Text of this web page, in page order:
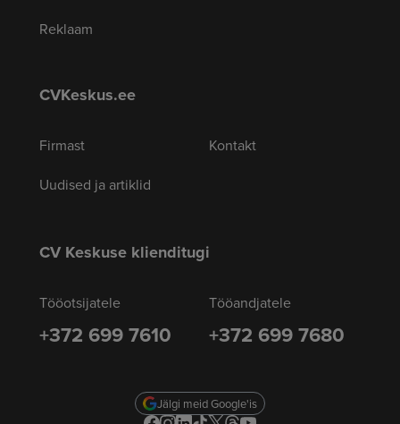
Reklaam
CVKeskus.ee
Firmast
Uudised ja artiklid
Kontakt
CV Keskuse klienditugi
Tööotsijatele
+372 699 7610
Tööandjatele
+372 699 7680
Jälgi meid Google'is